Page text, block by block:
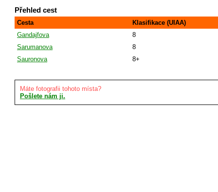
Přehled cest
Cesta
Klasifikace (UIAA)
Gandajfova
8
Sarumanova
8
Sauronova
8+
Máte fotografii tohoto místa?
Pošlete nám ji.